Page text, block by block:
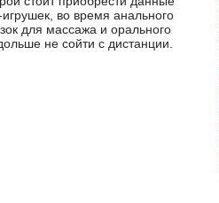
во время анального
для массажа и орального
не сойти с дистанции.